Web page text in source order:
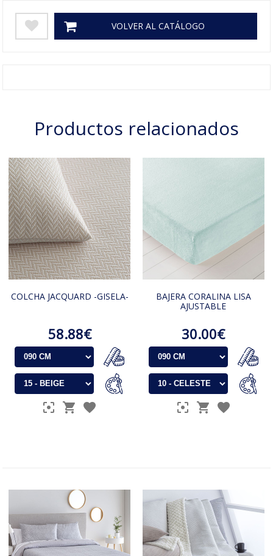
VOLVER AL CATÁLOGO
Productos relacionados
COLCHA JACQUARD -GISELA-
58.88€
BAJERA CORALINA LISA
AJUSTABLE
30.00€